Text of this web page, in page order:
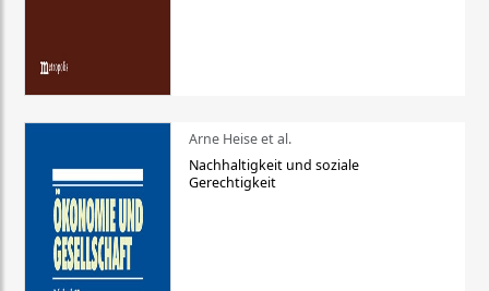
Arne Heise et al.
Nachhaltigkeit und soziale
Gerechtigkeit